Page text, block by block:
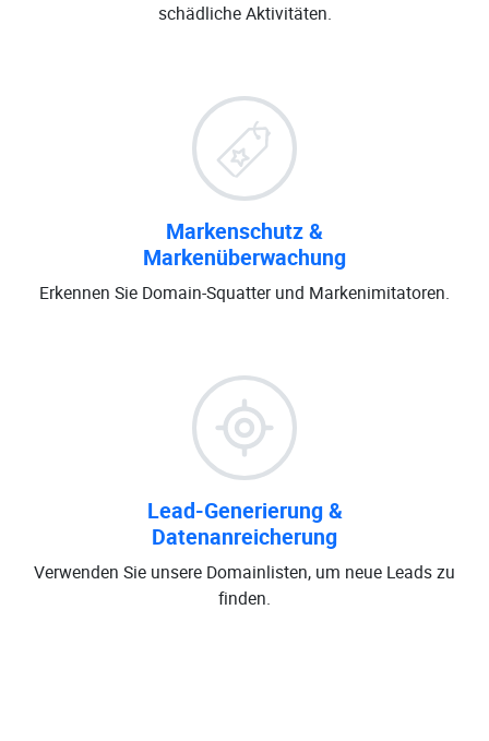
schädliche Aktivitäten.
Markenschutz &
Markenüberwachung
Erkennen Sie Domain-Squatter und Markenimitatoren.
Lead-Generierung &
Datenanreicherung
Verwenden Sie unsere Domainlisten, um neue Leads zu
finden.